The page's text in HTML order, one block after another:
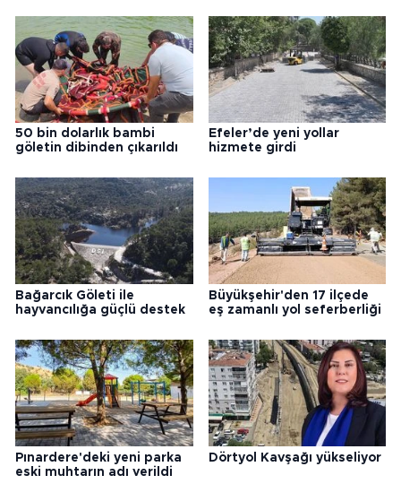
50 bin dolarlık bambi
göletin dibinden çıkarıldı
Efeler’de yeni yollar
hizmete girdi
Bağarcık Göleti ile
hayvancılığa güçlü destek
Büyükşehir'den 17 ilçede
eş zamanlı yol seferberliği
Pınardere'deki yeni parka
eski muhtarın adı verildi
Dörtyol Kavşağı yükseliyor